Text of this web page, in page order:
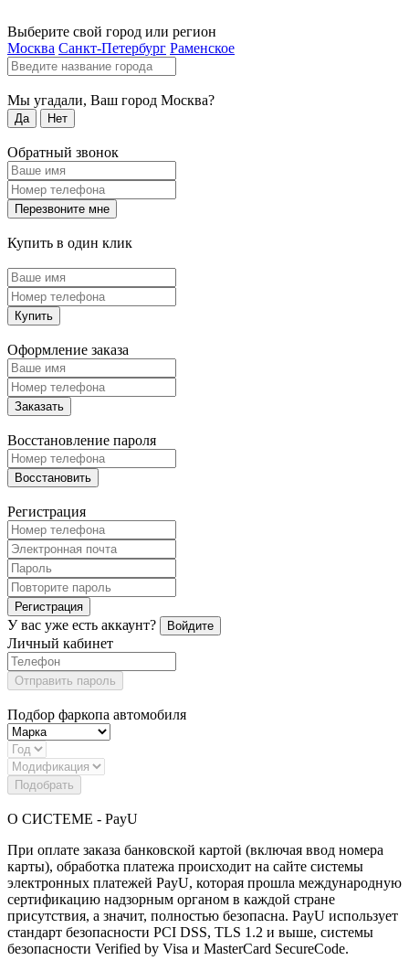
Выберите свой город или регион
Москва Санкт-Петербург Раменское
Мы угадали, Ваш город Москва?
Да Нет
Обратный звонок
Перезвоните мне
Купить в один клик
Купить
Оформление заказа
Заказать
Восстановление пароля
Восстановить
Регистрация
Регистрация
У вас уже есть аккаунт? Войдите
Личный кабинет
Отправить пароль
Подбор фаркопа автомобиля
Подобрать
О СИСТЕМЕ - PayU
При оплате заказа банковской картой (включая ввод номера
карты), обработка платежа происходит на сайте системы
электронных платежей PayU, которая прошла международную
сертификацию надзорным органом в каждой стране
присутствия, а значит, полностью безопасна. PayU использует
стандарт безопасности PCI DSS, TLS 1.2 и выше, системы
безопасности Verified by Visa и MasterCard SecureCode.